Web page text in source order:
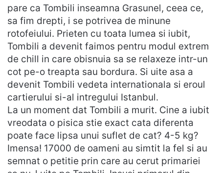
pare ca Tombili inseamna Grasunel, ceea ce,
sa fim drepti, i se potrivea de minune
rotofeiului. Prieten cu toata lumea si iubit,
Tombili a devenit faimos pentru modul extrem
de chill in care obisnuia sa se relaxeze intr-un
cot pe-o treapta sau bordura. Si uite asa a
devenit Tombili vedeta internationala si eroul
cartierului si-al intregului Istanbul.
La un moment dat Tombili a murit. Cine a iubit
vreodata o pisica stie exact cata diferenta
poate face lipsa unui suflet de cat? 4-5 kg?
Imensa! 17000 de oameni au simtit la fel si au
semnat o petitie prin care au cerut primariei